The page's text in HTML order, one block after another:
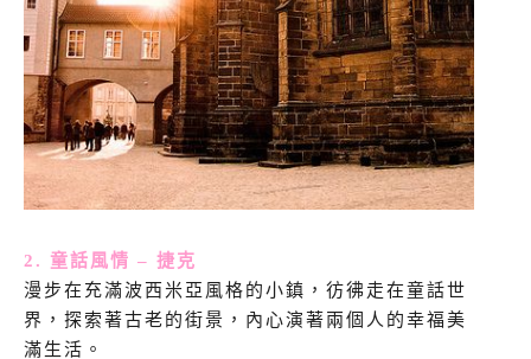
2. 童話風情 – 捷克
漫步在充滿波西米亞風格的小鎮，彷彿走在童話世
界，探索著古老的街景，內心演著兩個人的幸福美
滿生活。